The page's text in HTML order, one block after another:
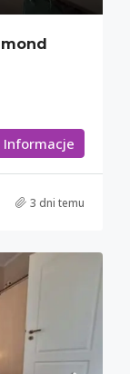
Informacje
3 dni temu